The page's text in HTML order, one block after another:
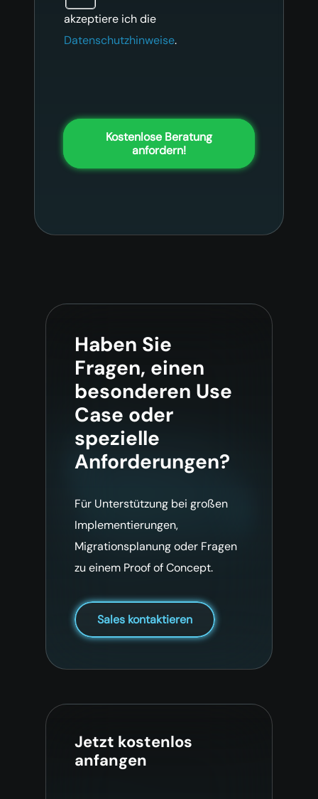
akzeptiere ich die
Datenschutzhinweise.
Kostenlose Beratung
anfordern!
Haben Sie
Fragen, einen
besonderen Use
Case oder
spezielle
Anforderungen?
Für Unterstützung bei großen
Implementierungen,
Migrationsplanung oder Fragen
zu einem Proof of Concept.
Sales kontaktieren
Jetzt kostenlos
anfangen